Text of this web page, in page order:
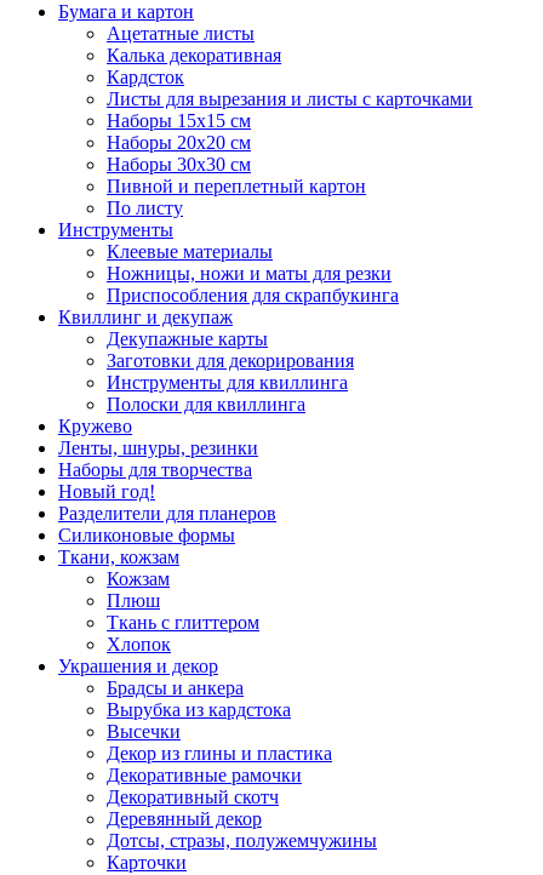
Бумага и картон
Ацетатные листы
Калька декоративная
Кардсток
Листы для вырезания и листы с карточками
Наборы 15х15 см
Наборы 20х20 см
Наборы 30х30 см
Пивной и переплетный картон
По листу
Инструменты
Клеевые материалы
Ножницы, ножи и маты для резки
Приспособления для скрапбукинга
Квиллинг и декупаж
Декупажные карты
Заготовки для декорирования
Инструменты для квиллинга
Полоски для квиллинга
Кружево
Ленты, шнуры, резинки
Наборы для творчества
Новый год!
Разделители для планеров
Силиконовые формы
Ткани, кожзам
Кожзам
Плюш
Ткань с глиттером
Хлопок
Украшения и декор
Брадсы и анкера
Вырубка из кардстока
Высечки
Декор из глины и пластика
Декоративные рамочки
Декоративный скотч
Деревянный декор
Дотсы, стразы, полужемчужины
Карточки